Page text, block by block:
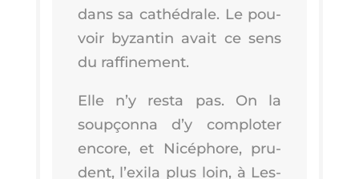
dans sa cathé­drale. Le pou­
voir byzan­tin avait ce sens
du raffinement.
Elle n’y res­ta pas. On la
soup­çon­na d’y com­plo­ter
encore, et Nicé­phore, pru­
dent, l’exi­la plus loin, à Les­